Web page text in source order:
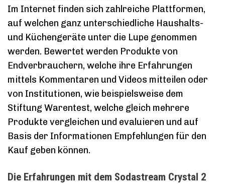
Im Internet finden sich zahlreiche Plattformen,
auf welchen ganz unterschiedliche Haushalts-
und Küchengeräte unter die Lupe genommen
werden. Bewertet werden Produkte von
Endverbrauchern, welche ihre Erfahrungen
mittels Kommentaren und Videos mitteilen oder
von Institutionen, wie beispielsweise dem
Stiftung Warentest, welche gleich mehrere
Produkte vergleichen und evaluieren und auf
Basis der Informationen Empfehlungen für den
Kauf geben können.
Die Erfahrungen mit dem Sodastream Crystal 2